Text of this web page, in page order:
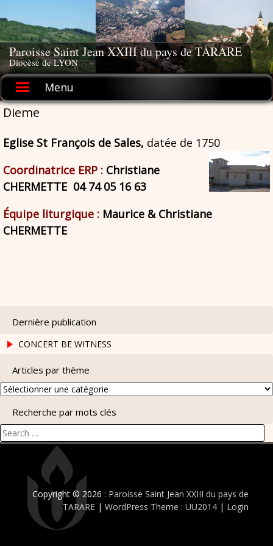
to
content
Paroisse Saint Jean XXIII du pays de TARARE
Diocèse de LYON
Menu
Dieme
Eglise St François de Sales, datée de 1750
Coordinatrice ERP : Christiane
CHERMETTE 04 74 05 16 63
Équipe liturgique : Maurice & Christiane
CHERMETTE
Dernière publication
CONCERT BE WITNESS
Articles par thème
Articles
thèmeRecherche par mots clés
Search
for:
Copyright © 2026 : Paroisse Saint Jean XXIII du pays de
TARARE | WordPress Theme : UU2014 | Login